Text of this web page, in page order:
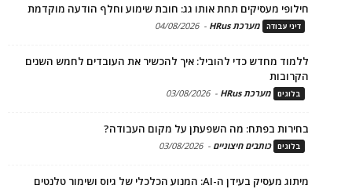
חילופי מעסיקים תחת אותו גג: חובת שימוע וחלף הודעה מוקדמת
דיני עבודה מערכת HRus -
04/08/2026
ללמוד מחדש כדי להוביל: איך להכשיר את העובדים לחמש השנים
הקרובות
בלוגים מערכת HRus -
03/08/2026
בחירות בפתח: מה השפעתן על מקום העבודה?
בלוגים כותבים חיצוניים -
03/08/2026
מיתוג מעסיק בעידן ה-AI: המנוע הכלכלי של גיוס ושימור טלנטים